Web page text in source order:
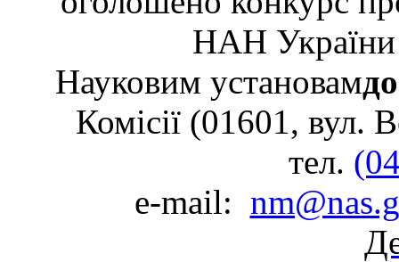
НАН України
Науковим установам
Комісії (01601, вул.
тел.
e-mail: